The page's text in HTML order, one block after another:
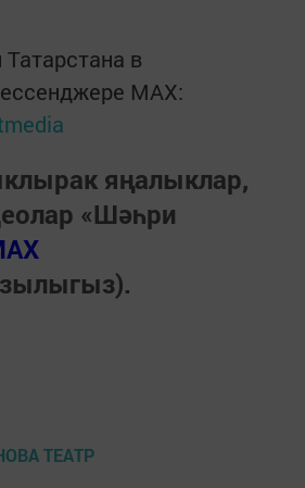
в
MАХ:
яңалыклар,
«Шәһри
ТЕАТР